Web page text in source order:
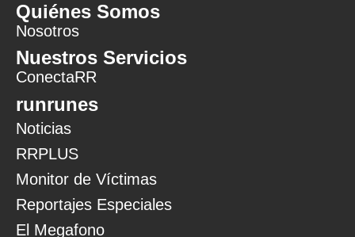
Quiénes Somos
Nosotros
Nuestros Servicios
ConectaRR
runrunes
Noticias
RRPLUS
Monitor de Víctimas
Reportajes Especiales
El Megafono